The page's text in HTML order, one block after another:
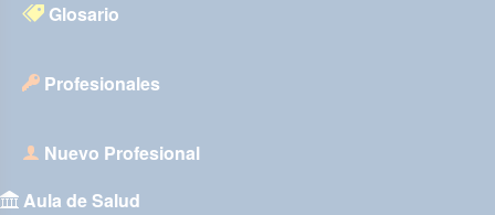
Glosario
Profesionales
Nuevo Profesional
Aula de Salud